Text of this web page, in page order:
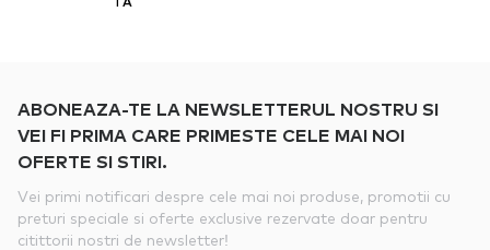
ABONEAZA-TE LA NEWSLETTERUL NOSTRU SI
VEI FI PRIMA CARE PRIMESTE CELE MAI NOI
OFERTE SI STIRI.
Vei primi notificari despre cele mai noi produse, promotii cu
preturi speciale si oferte exclusive rezervate doar pentru
citittorii nostri de newsletter!